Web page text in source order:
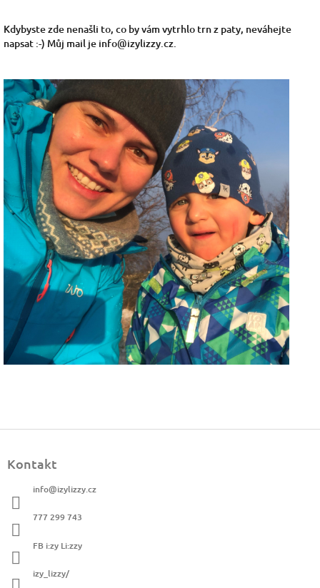
Kdybyste zde nenašli to, co by vám vytrhlo trn z paty, neváhejte
napsat :-) Můj mail je info@izylizzy.cz.
Kontakt
info@izylizzy.cz
777 299 743
FB i:zy Li:zzy
izy_lizzy/